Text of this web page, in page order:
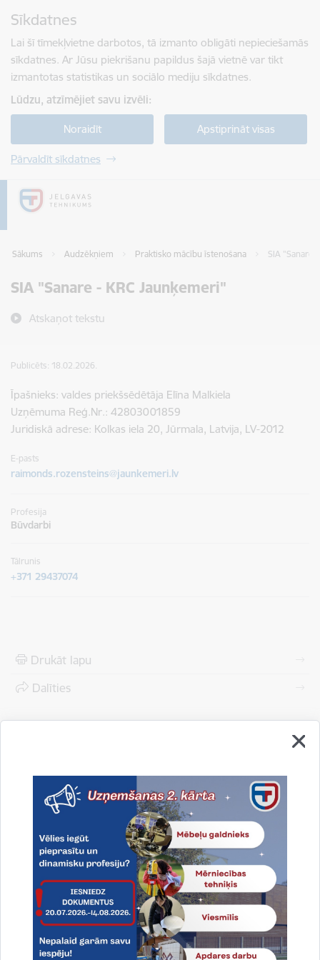
Sīkdatnes
Lai šī tīmekļvietne darbotos, tā izmanto obligāti nepieciešamās
sīkdatnes. Ar Jūsu piekrišanu papildus šajā vietnē var tikt
izmantotas statistikas un sociālo mediju sīkdatnes.
Lūdzu, atzīmējiet savu izvēli:
Noraidīt Apstiprināt visas
Pārvaldīt sīkdatnes
Sākums Audzēkņiem Praktisko mācību īstenošana SIA "Sanare
SIA "Sanare - KRC Jaunķemeri"
Atskaņot tekstu
Publicēts: 18.02.2026.
Īpašnieks: valdes priekšsēdētāja Elīna Malkiela
Uzņēmuma Reģ.Nr.: 42803001859
Juridiskā adrese: Kolkas iela 20, Jūrmala, Latvija, LV-2012
E-pasts
raimonds.rozensteins@jaunkemeri.lv
Profesija
Būvdarbi
Tālrunis
+371 29437074
Drukāt lapu
Dalīties
Vai šī informācija bija noderīga?